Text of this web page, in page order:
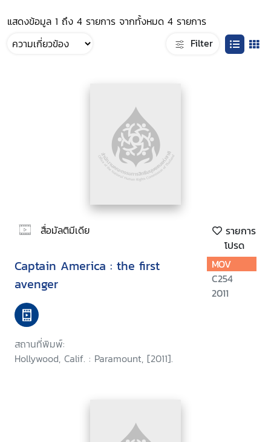
แสดงข้อมูล 1 ถึง 4 รายการ จากทั้งหมด 4 รายการ
Filter
สื่อมัลติมีเดีย
รายการ
โปรด
Captain America : the first
avenger
สถานที่พิมพ์:
Hollywood, Calif. : Paramount, [2011].
MOV
C254
2011